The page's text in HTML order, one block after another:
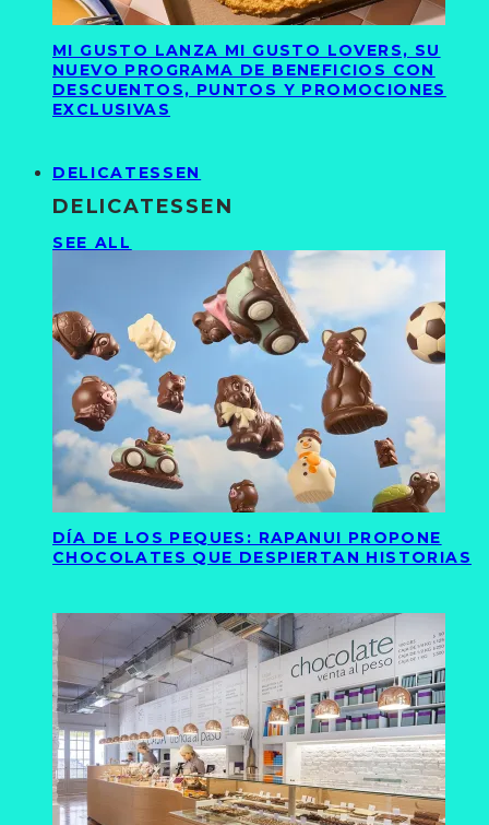
MI GUSTO LANZA MI GUSTO LOVERS, SU
NUEVO PROGRAMA DE BENEFICIOS CON
DESCUENTOS, PUNTOS Y PROMOCIONES
EXCLUSIVAS
DELICATESSEN
DELICATESSEN
SEE ALL
DÍA DE LOS PEQUES: RAPANUI PROPONE
CHOCOLATES QUE DESPIERTAN HISTORIAS